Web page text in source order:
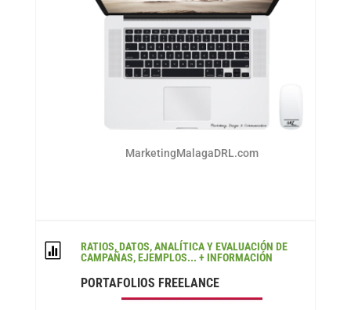
MarketingMalagaDRL.com

RATIOS, DATOS, ANALÍTICA Y EVALUACIÓN DE
CAMPAÑAS, EJEMPLOS... + INFORMACIÓN
PORTAFOLIOS FREELANCE